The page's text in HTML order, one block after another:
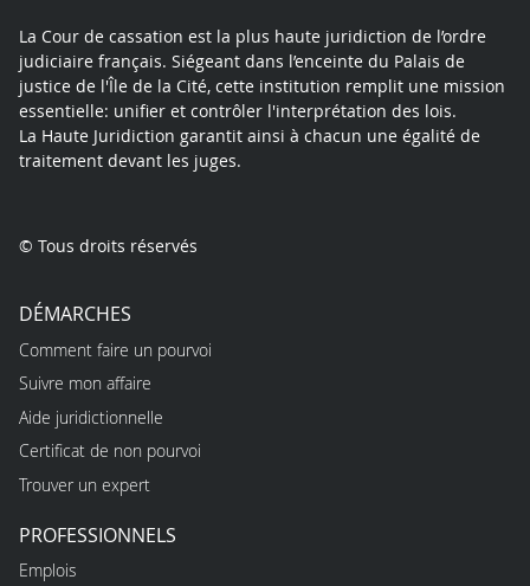
La Cour de cassation est la plus haute juridiction de l’ordre
judiciaire français. Siégeant dans l’enceinte du Palais de
justice de l'Île de la Cité, cette institution remplit une mission
essentielle: unifier et contrôler l'interprétation des lois.
La Haute Juridiction garantit ainsi à chacun une égalité de
traitement devant les juges.
© Tous droits réservés
DÉMARCHES
Comment faire un pourvoi
Suivre mon affaire
Aide juridictionnelle
Certificat de non pourvoi
Trouver un expert
PROFESSIONNELS
Emplois